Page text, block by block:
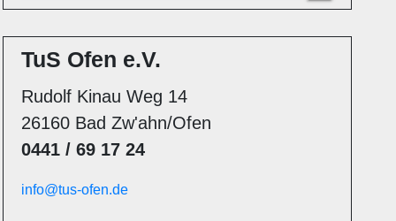
TuS Ofen e.V.
Rudolf Kinau Weg 14
26160 Bad Zw'ahn/Ofen
0441 / 69 17 24
info@tus-ofen.de